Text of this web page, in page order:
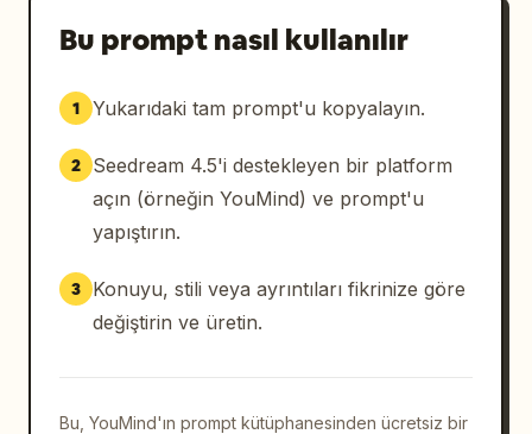
Bu prompt nasıl kullanılır
1 Yukarıdaki tam prompt'u kopyalayın.
2
Seedream 4.5'i destekleyen bir platform
açın (örneğin YouMind) ve prompt'u
yapıştırın.
3
Konuyu, stili veya ayrıntıları fikrinize göre
değiştirin ve üretin.
Bu, YouMind'ın prompt kütüphanesinden ücretsiz bir